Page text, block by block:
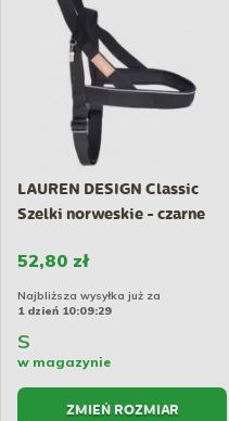
LAUREN DESIGN Classic
Szelki norweskie - czarne
52,80 zł
Najbliższa wysyłka już za
1 dzień 10:09:29
S
w magazynie
ZMIEŃ ROZMIAR